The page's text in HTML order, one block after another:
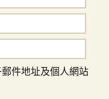
件地址及個人網站